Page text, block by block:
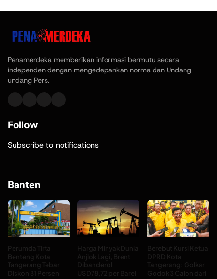
Penamerdeka memberikan informasi bermutu secara
independen dengan mengedepankan norma dan Undang-
undang Pers.
Follow
Subscribe to notifications
Banten
Perumda Tirta
Benteng Kota
Tangerang Tebar
Diskon 81 Persen
Harga Minyak Dunia
Anjlok Lagi, Brent
Dibanderol
USD78,72 per Barel
Berebut Kursi Ketua
DPRD Kota
Tangerang: Golkar
Godok 3 Calon dari